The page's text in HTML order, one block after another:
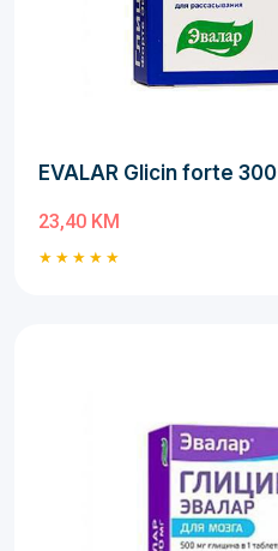
EVALAR Glicin forte 300
23,40 KM